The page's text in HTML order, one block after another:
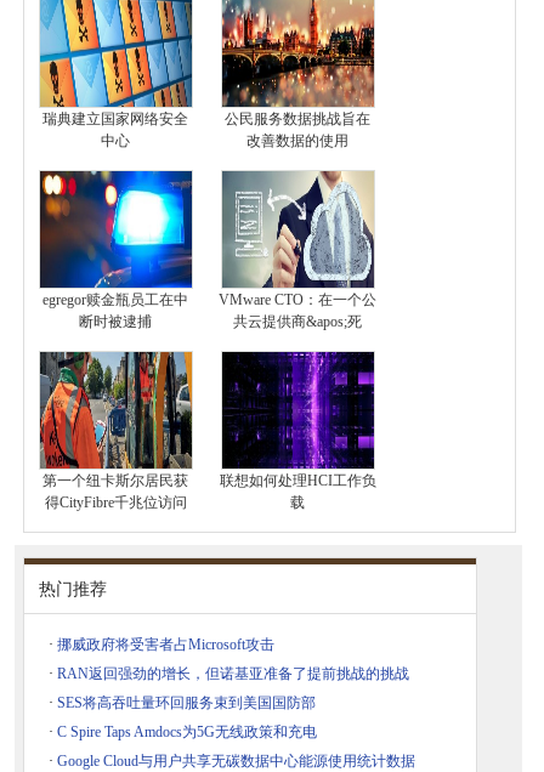
瑞典建立国家网络安全
中心
公民服务数据挑战旨在
改善数据的使用
egregor赎金瓶员工在中
断时被逮捕
VMware CTO：在一个公
共云提供商&apos;死
第一个纽卡斯尔居民获
得CityFibre千兆位访问
联想如何处理HCI工作负
载
热门推荐
· 挪威政府将受害者占Microsoft攻击
· RAN返回强劲的增长，但诺基亚准备了提前挑战的挑战
· SES将高吞吐量环回服务束到美国国防部
· C Spire Taps Amdocs为5G无线政策和充电
· Google Cloud与用户共享无碳数据中心能源使用统计数据